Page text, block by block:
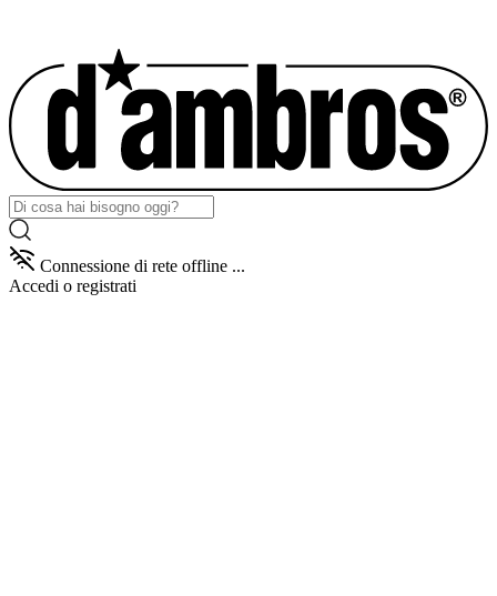
Connessione di rete offline ...
Accedi o registrati